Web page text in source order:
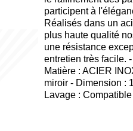
participent à
Réalisés dans un
plus haute qualité
une résistance
entretien très facile.
Matière : ACIER
miroir - Dimension :
Lavage :